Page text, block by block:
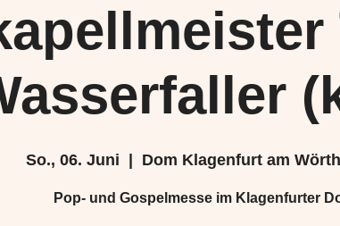
So., 06. Juni Dom Klagenfurt am
Pop- und Gospelmesse im Klagenfurter